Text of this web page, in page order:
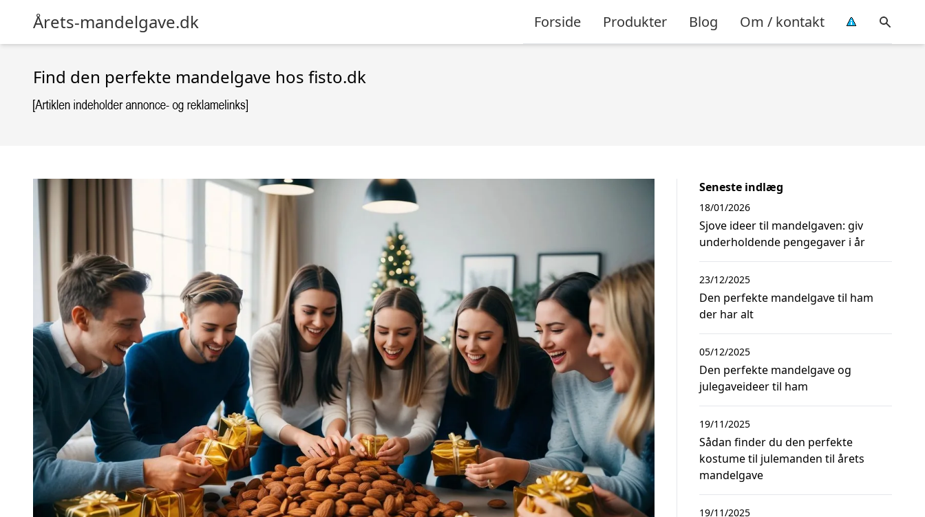
Årets-mandelgave.dk Forside Produkter Blog Om / kontakt
Find den perfekte mandelgave hos fisto.dk
Seneste indlæg
Sjove ideer til mandelgaven: giv
underholdende pengegaver i år
18/01/2026
Den perfekte mandelgave til ham
der har alt
23/12/2025
Den perfekte mandelgave og
julegaveideer til ham
05/12/2025
Sådan finder du den perfekte
kostume til julemanden til årets
mandelgave
19/11/2025
19/11/2025